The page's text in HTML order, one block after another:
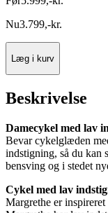
Nu3.799,-kr.
Læg i kurv
Beskrivelse
Damecykel med lav
Bevar cykelglæden
indstigning, så du kan
bensving og i stedet
Cykel med lav
Margrethe er